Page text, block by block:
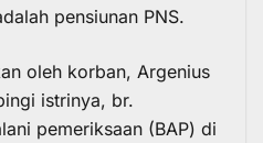
pensiunan PNS.
oleh korban, Argenius
istrinya, br.
pemeriksaan (BAP) di